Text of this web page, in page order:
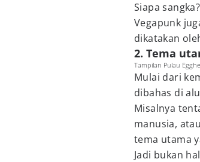
Siapa
Vegapunk
dikatakan
2. Tema
Tampilan Pulau
Mulai dari
dibahas di
Misalnya
manusia,
tema utama
Jadi bukan